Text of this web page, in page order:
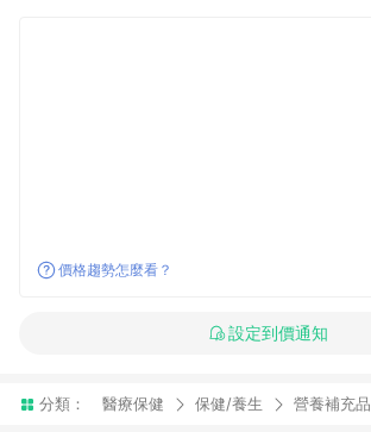
價格趨勢怎麼看？
設定到價通知
分類： 醫療保健 保健/養生 營養補充品